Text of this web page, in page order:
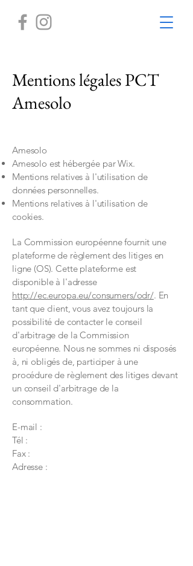
Mentions légales PCT
Amesolo
Amesolo
Amesolo est hébergée par Wix.
Mentions relatives à l'utilisation de
données personnelles.
Mentions relatives à l'utilisation de
cookies.
La Commission européenne fournit une
plateforme de règlement des litiges en
ligne (OS). Cette plateforme est
disponible à l'adresse
http://ec.europa.eu/consumers/odr/. En
tant que client, vous avez toujours la
possibilité de contacter le conseil
d'arbitrage de la Commission
européenne. Nous ne sommes ni disposés
à, ni obligés de, participer à une
procédure de règlement des litiges devant
un conseil d'arbitrage de la
consommation.
E-mail :
Tél :
Fax :
Adresse :